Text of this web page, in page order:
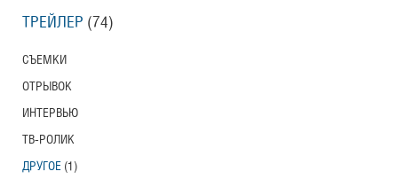
ТРЕЙЛЕР (74)
СЪЕМКИ
ОТРЫВОК
ИНТЕРВЬЮ
ТВ-РОЛИК
ДРУГОЕ (1)